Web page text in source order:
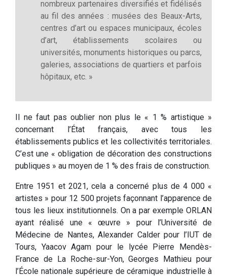
nombreux partenaires diversifiés et fidélisés
au fil des années : musées des Beaux-Arts,
centres d’art ou espaces municipaux, écoles
d’art, établissements scolaires ou
universités, monuments historiques ou parcs,
galeries, associations de quartiers et parfois
hôpitaux, etc. »
Il ne faut pas oublier non plus le « 1 % artistique »
concernant l’État français, avec tous les
établissements publics et les collectivités territoriales.
C’est une « obligation de décoration des constructions
publiques » au moyen de 1 % des frais de construction.
Entre 1951 et 2021, cela a concerné plus de 4 000 «
artistes » pour 12 500 projets façonnant l’apparence de
tous les lieux institutionnels. On a par exemple ORLAN
ayant réalisé une « œuvre » pour l’Université de
Médecine de Nantes, Alexander Calder pour l’IUT de
Tours, Yaacov Agam pour le lycée Pierre Mendès-
France de La Roche-sur-Yon, Georges Mathieu pour
l’École nationale supérieure de céramique industrielle à